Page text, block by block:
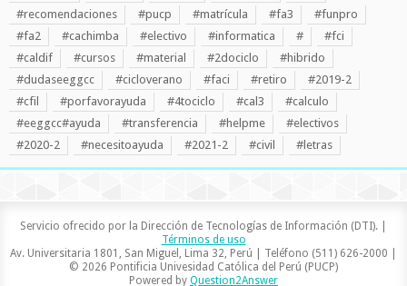
#recomendaciones
#pucp #matrícula #fa3
#funpro
#fa2
#cachimba #electivo #informatica #
#fci
#caldif
#cursos #material #2dociclo
#hibrido
#dudaseeggcc
#cicloverano #faci #retiro
#2019-2
#cfil
#porfavorayuda #4tociclo #cal3
#calculo
#eeggcc#ayuda
#transferencia #helpme
#electivos
#2020-2
#necesitoayuda #2021-2 #civil #letras
Servicio ofrecido por la Dirección de Tecnologías de Información (DTI). |
Términos de uso
Av. Universitaria 1801, San Miguel, Lima 32, Perú | Teléfono (511) 626-2000 |
© 2026 Pontificia Univesidad Católica del Perú (PUCP)
Powered by Question2Answer